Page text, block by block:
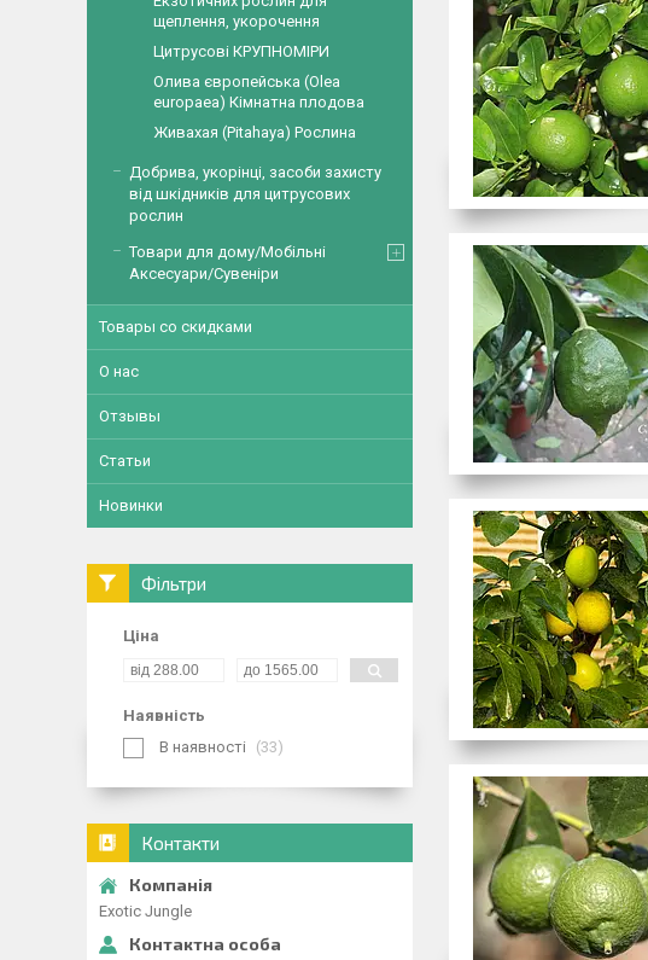
щеплення, укорочення
Цитрусові КРУПНОМІРИ
Олива європейська (Olea
europaea) Кімнатна плодова
Живахая (Pitahaya) Рослина
Добрива, укорінці, засоби захисту
від шкідників для цитрусових
рослин
Товари для дому/Мобільні
Аксесуари/Сувеніри
Товары со скидками
О нас
Отзывы
Статьи
Новинки
Фільтри
Ціна
Наявність
В наявності
33
Контакти
Exotic Jungle